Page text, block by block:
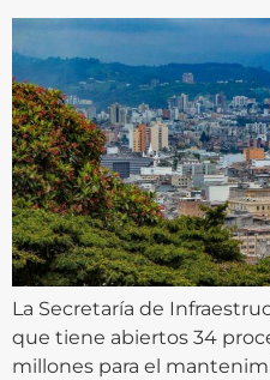
La Secretaría de
que tiene abiertos 34
millones para el